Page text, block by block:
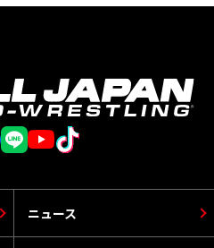
ニュース